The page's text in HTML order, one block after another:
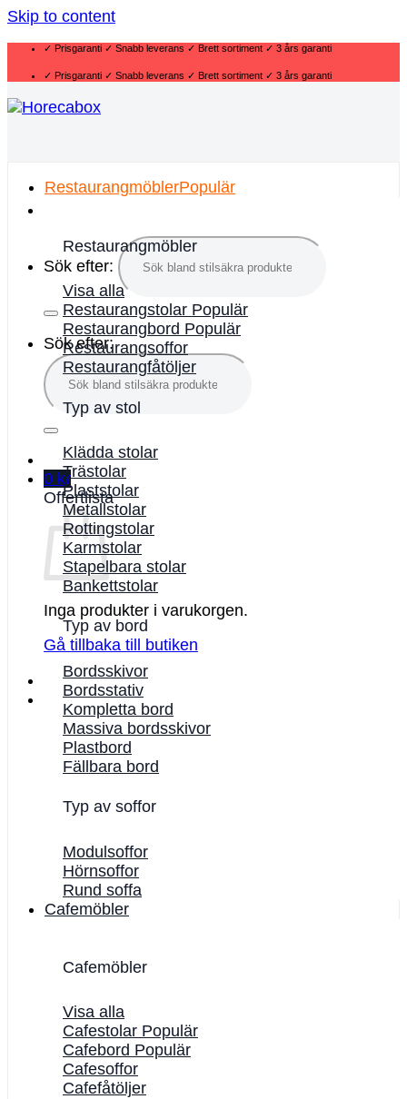
Skip to content
✓ Prisgaranti ✓ Snabb leverans ✓ Brett sortiment ✓ 3 års garanti
✓ Prisgaranti ✓ Snabb leverans ✓ Brett sortiment ✓ 3 års garanti
Sök efter:
Sök efter:
0 kr
Offertlista
Inga produkter i varukorgen.
Gå tillbaka till butiken
Restaurangmöbler
Restaurangmöbler
Visa alla
Restaurangstolar
Restaurangbord
Restaurangsoffor
Restaurangfåtöljer
Typ av stol
Klädda stolar
Trästolar
Plaststolar
Metallstolar
Rottingstolar
Karmstolar
Stapelbara stolar
Bankettstolar
Typ av bord
Bordsskivor
Bordsstativ
Kompletta bord
Massiva bordsskivor
Plastbord
Fällbara bord
Typ av soffor
Modulsoffor
Hörnsoffor
Rund soffa
Cafemöbler
Cafemöbler
Visa alla
Cafestolar
Cafebord
Cafesoffor
Cafefåtöljer